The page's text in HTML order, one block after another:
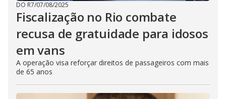
DO R7/07/08/2025
Fiscalização no Rio combate
recusa de gratuidade para idosos
em vans
A operação visa reforçar direitos de passageiros com mais
de 65 anos